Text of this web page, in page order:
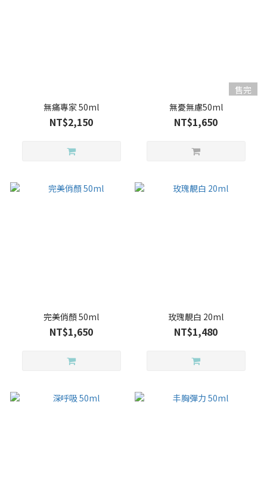
無痛專家 50ml
NT$2,150
售完
無憂無慮50ml
NT$1,650
完美俏顏 50ml
NT$1,650
玫瑰靚白 20ml
NT$1,480